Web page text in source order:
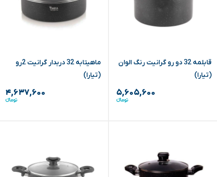
قابلمه 32 دو رو گرانیت رنگ الوان
(تیارا)
۵,۶۰۵,۶۰۰
ماهیتابه 32 دربدار گرانیت 2رو
(تیارا)
۴,۶۳۷,۶۰۰